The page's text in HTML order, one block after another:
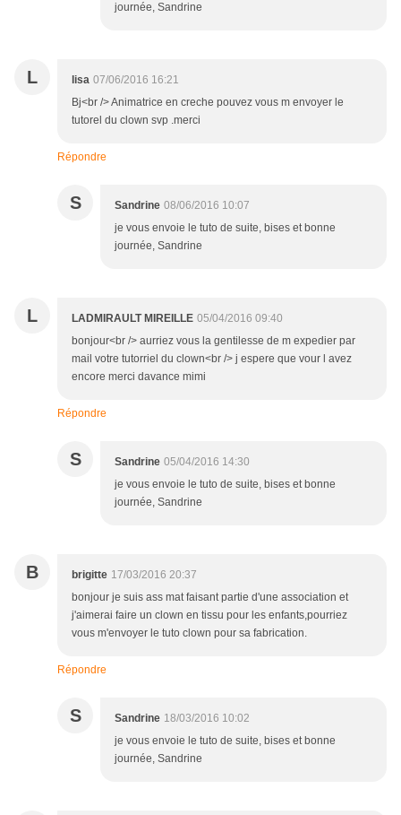
journée, Sandrine
L lisa 07/06/2016 16:21
Bj<br /> Animatrice en creche pouvez vous m envoyer le
tutorel du clown svp .merci
Répondre
S Sandrine 08/06/2016 10:07
je vous envoie le tuto de suite, bises et bonne
journée, Sandrine
L LADMIRAULT MIREILLE 05/04/2016 09:40
bonjour<br /> aurriez vous la gentilesse de m expedier par
mail votre tutorriel du clown<br /> j espere que vour l avez
encore merci davance mimi
Répondre
S Sandrine 05/04/2016 14:30
je vous envoie le tuto de suite, bises et bonne
journée, Sandrine
B brigitte 17/03/2016 20:37
bonjour je suis ass mat faisant partie d'une association et
j'aimerai faire un clown en tissu pour les enfants,pourriez
vous m'envoyer le tuto clown pour sa fabrication.
Répondre
S Sandrine 18/03/2016 10:02
je vous envoie le tuto de suite, bises et bonne
journée, Sandrine